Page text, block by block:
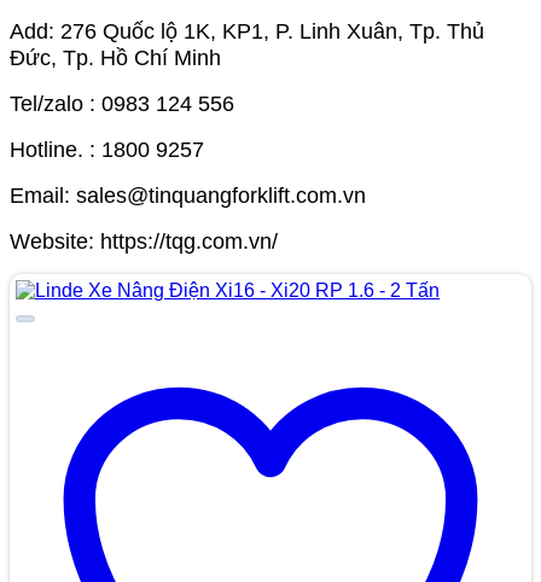
Add: 276 Quốc lộ 1K, KP1, P. Linh Xuân, Tp. Thủ
Đức, Tp. Hồ Chí Minh
Tel/zalo : 0983 124 556
Hotline. : 1800 9257
Email: sales@tinquangforklift.com.vn
Website: https://tqg.com.vn/